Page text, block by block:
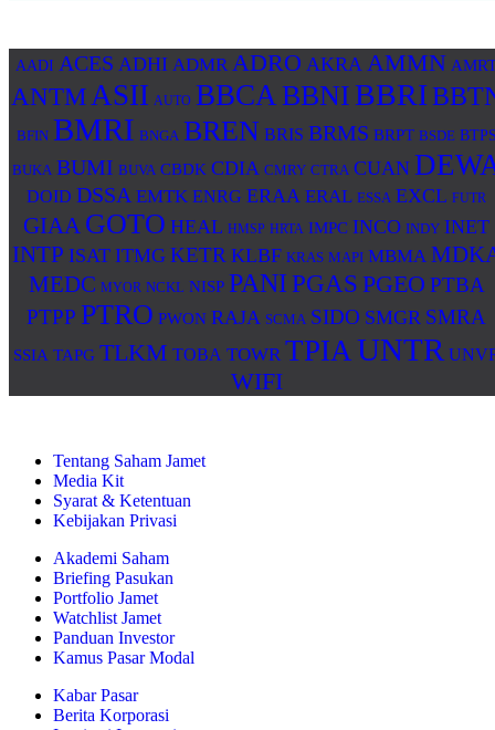
AADI ACES ADHI ADMR ADRO AKRA AMMN
ANTMASII AUTO BBCABBNIBBRI
BFIN BMRI BNGA BREN BRIS BRMS BRPT BSDE
BUKA BUMI BUVA CBDK CDIA CMRY CTRA CUAN
DOID DSSA EMTK ENRG ERAA ERAL ESSA EXCL FUTR
GIAA GOTO HEAL HMSP HRTA IMPC INCO INDY INET
INTP ISAT ITMG KETR KLBF KRAS MAPI MBMA
MEDC MYOR NCKL NISP PANIPGAS PGEO PTBA
PTPP PTRO PWON RAJA SCMA SIDO SMGR SMRA
SSIA TAPG TLKM TOBA TOWR TPIAUNTR
WIFI
Tentang Saham Jamet
Media Kit
Syarat & Ketentuan
Kebijakan Privasi
Akademi Saham
Briefing Pasukan
Portfolio Jamet
Watchlist Jamet
Panduan Investor
Kamus Pasar Modal
Kabar Pasar
Berita Korporasi